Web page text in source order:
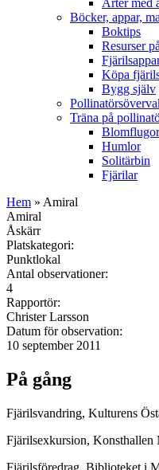
Böcker, appar,
Boktips
Resurser
Köpa
Bygg själv
Träna på
Blomflugor
Humlor
Solitärbin
Fjärilar
Hem » Amiral
Amiral
Åskärr
Platskategori:
Punktlokal
Antal observationer:
4
Rapportör:
Christer Larsson
Datum för observation:
10 september 2011
På gång
Fjärilsvandring, Kulturens
Fjärilsexkursion,
Fjärilsföredrag, Biblioteket i